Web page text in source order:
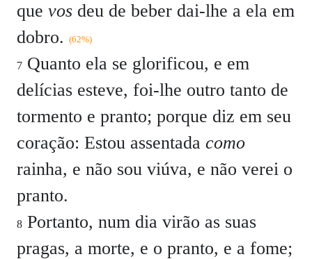
que vos deu de beber dai-lhe a ela em
dobro. (62%)
7 Quanto ela se glorificou, e em
delícias esteve, foi-lhe outro tanto de
tormento e pranto; porque diz em seu
coração: Estou assentada como
rainha, e não sou viúva, e não verei o
pranto.
8 Portanto, num dia virão as suas
pragas, a morte, e o pranto, e a fome;